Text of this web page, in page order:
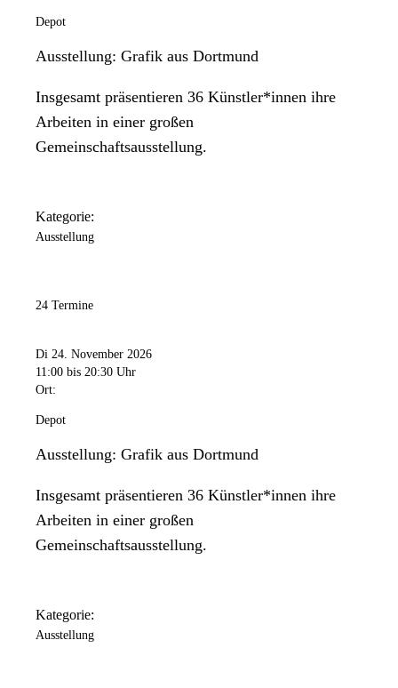
Depot
Ausstellung: Grafik aus Dortmund
Insgesamt präsentieren 36 Künstler*innen ihre
Arbeiten in einer großen
Gemeinschaftsausstellung.
Kategorie:
Ausstellung
24 Termine
Di 24. November 2026
11:00 bis 20:30 Uhr
Ort:
Depot
Ausstellung: Grafik aus Dortmund
Insgesamt präsentieren 36 Künstler*innen ihre
Arbeiten in einer großen
Gemeinschaftsausstellung.
Kategorie:
Ausstellung